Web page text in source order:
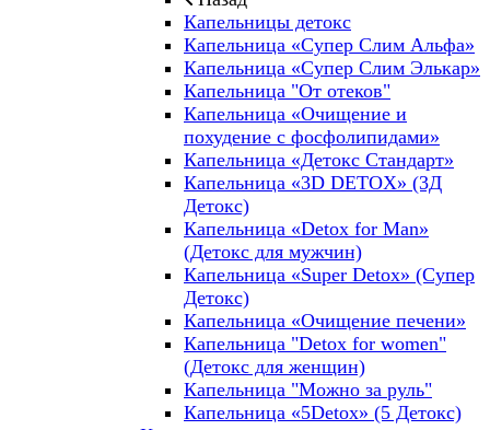
Капельницы детокс
Капельница «Супер Слим Альфа»
Капельница «Супер Слим Элькар»
Капельница "От отеков"
Капельница «Очищение и
похудение с фосфолипидами»
Капельница «Детокс Стандарт»
Капельница «3D DETOX» (3Д
Детокс)
Капельница «Detox for Man»
(Детокс для мужчин)
Капельница «Super Detox» (Супер
Детокс)
Капельница «Очищение печени»
Капельница "Detox for women"
(Детокс для женщин)
Капельница "Можно за руль"
Капельница «5Detox» (5 Детокс)